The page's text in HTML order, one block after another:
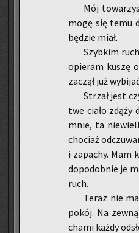
Mój
mogę się temu
bę­dzie miał.
Szyb­kim
opie­ram kuszę
za­czął już
Strzał jest
twe ciało zdąży
mnie, ta
cho­ciaż
i za­pa­chy. Mam
do­po­dob­nie je
ruch.
Teraz nie
pokój. Na
cha­mi każdy